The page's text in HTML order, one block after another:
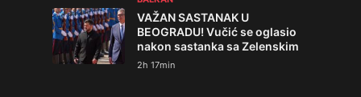
VAŽAN SASTANAK U
BEOGRADU! Vučić se oglasio
nakon sastanka sa Zelenskim
2h 17min